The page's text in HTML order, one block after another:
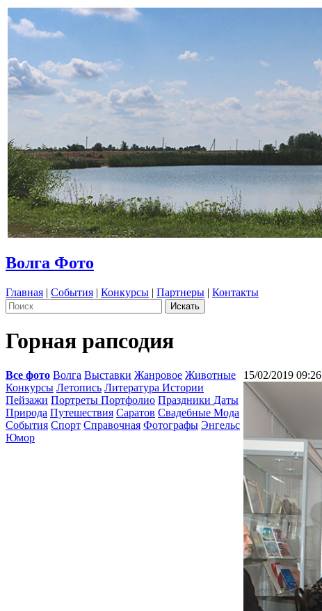
Волга Фото
Главная | События | Конкурсы | Партнеры | Контакты
Горная рапсодия
Все фото Волга Выставки Жанровое Животные
Конкурсы Летопись Литература Истории
Пейзажи Портреты Портфолио Праздники Даты
Природа Путешествия Саратов Свадебные Мода
События Спорт Справочная Фотографы Энгельс
Юмор
15/02/2019 09:26